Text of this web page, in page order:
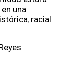
una
racial